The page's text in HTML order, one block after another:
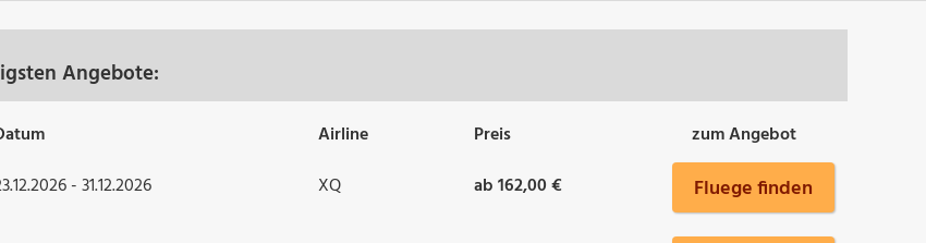
Angebote:
Airline Preis
zum Angebot
- 31.12.2026 XQ ab 162,00 € Fluege finden